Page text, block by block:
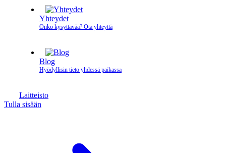
Yhteydet
Onko kysyttävää? Ota yhteyttä
Blog
Hyödyllisin tieto yhdessä paikassa
Laitteisto
Tulla sisään